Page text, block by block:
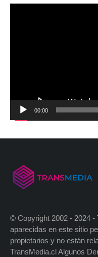
00:00
© Copyright 2002 - 2024
aparecidas en este sitio
propietarios y no están
TransMedia.cl Algunos